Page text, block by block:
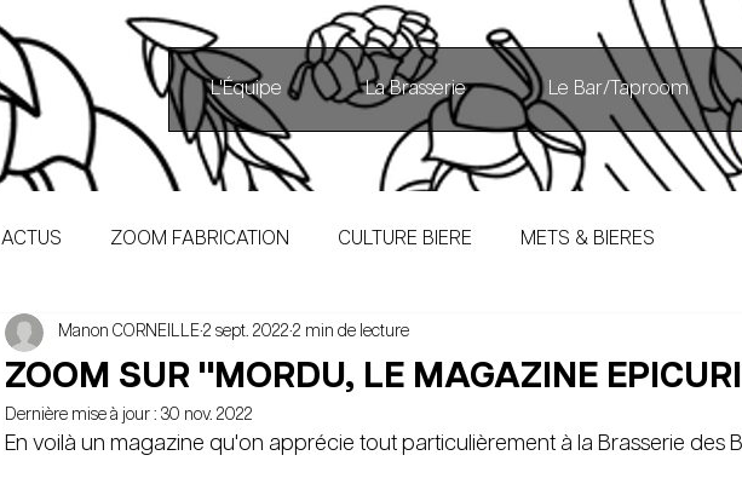
L'Équipe La Brasserie Le Bar/Taproom
ACTUS ZOOM FABRICATION CULTURE BIERE METS & BIERES
ZOOM SUR "MORDU, LE MAGAZINE
Manon CORNEILLE 2 sept. 2022 2 min de lecture
Dernière mise à jour : 30 nov. 2022
En voilà un magazine qu'on apprécie tout particulièrement à la Brasserie des